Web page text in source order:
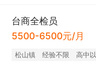
台商全检员
5500-6500元/月
松山镇 经验不限 高中